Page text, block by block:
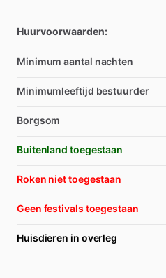
Huurvoorwaarden:
Minimum aantal nachten
Minimumleeftijd bestuurder
Borgsom
Buitenland toegestaan
Roken niet toegestaan
Geen festivals toegestaan
Huisdieren in overleg